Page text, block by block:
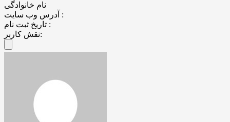
نام خانوادگی
آدرس وب سایت :
تاریخ ثبت نام :
نقش کاربر: